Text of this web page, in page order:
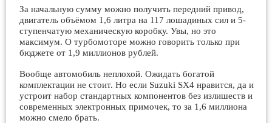
За начальную сумму можно получить передний привод,
двигатель объёмом 1,6 литра на 117 лошадиных сил и 5-
ступенчатую механическую коробку. Увы, но это
максимум. О турбомоторе можно говорить только при
бюджете от 1,9 миллионов рублей.
Вообще автомобиль неплохой. Ожидать богатой
комплектации не стоит. Но если Suzuki SX4 нравится, да и
устроит набор стандартных компонентов без излишеств и
современных электронных примочек, то за 1,6 миллиона
можно смело брать.